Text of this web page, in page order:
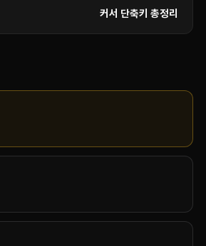
커서 단축키 총정리